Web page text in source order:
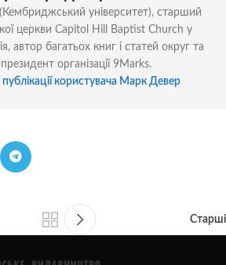
університет), старший
церкви Capitol Hill Baptist Church у
автор багатьох книг і статей округ та
організації 9Marks.
публікації користувача Марк Девер
Старші